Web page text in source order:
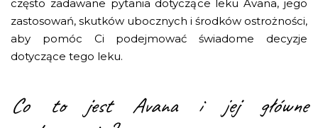
często zadawane pytania dotyczące leku Avana, jego
zastosowań, skutków ubocznych i środków ostrożności,
aby pomóc Ci podejmować świadome decyzje
dotyczące tego leku.
Co to jest Avana i jej główne